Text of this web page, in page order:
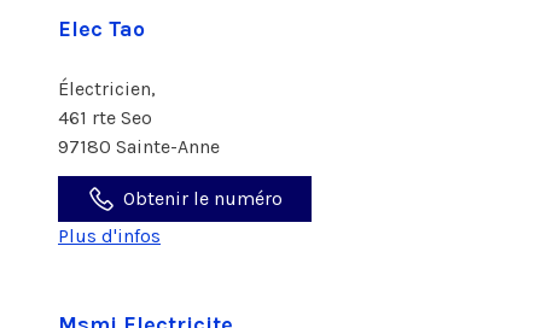
Elec Tao
Électricien,
461 rte Seo
97180 Sainte-Anne
Obtenir le numéro
Plus d'infos